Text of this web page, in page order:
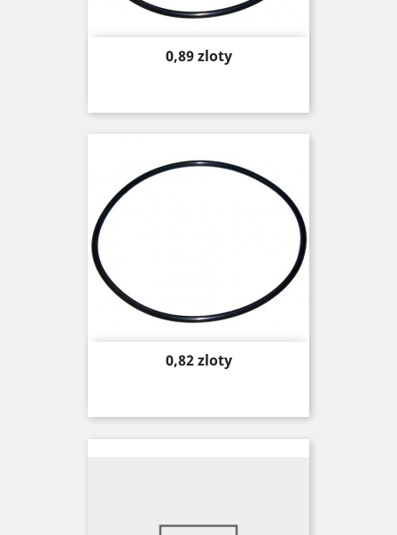
Price
0,89 zloty
Price
0,82 zloty